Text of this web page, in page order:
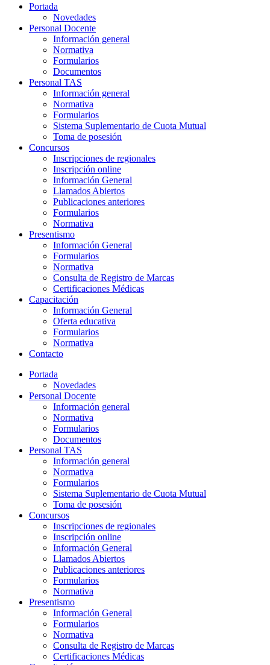
Portada
Novedades
Personal Docente
Información general
Normativa
Formularios
Documentos
Personal TAS
Información general
Normativa
Formularios
Sistema Suplementario de Cuota Mutual
Toma de posesión
Concursos
Inscripciones de regionales
Inscripción online
Información General
Llamados Abiertos
Publicaciones anteriores
Formularios
Normativa
Presentismo
Información General
Formularios
Normativa
Consulta de Registro de Marcas
Certificaciones Médicas
Capacitación
Información General
Oferta educativa
Formularios
Normativa
Contacto
Portada
Novedades
Personal Docente
Información general
Normativa
Formularios
Documentos
Personal TAS
Información general
Normativa
Formularios
Sistema Suplementario de Cuota Mutual
Toma de posesión
Concursos
Inscripciones de regionales
Inscripción online
Información General
Llamados Abiertos
Publicaciones anteriores
Formularios
Normativa
Presentismo
Información General
Formularios
Normativa
Consulta de Registro de Marcas
Certificaciones Médicas